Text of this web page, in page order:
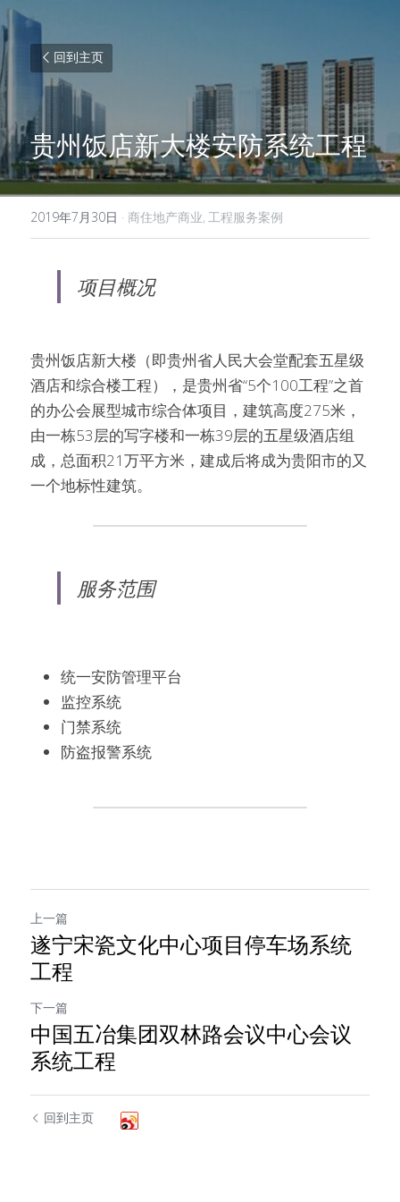
回到主页
贵州饭店新大楼安防系统工程
2019年7月30日 · 商住地产商业, 工程服务案例
项目概况
贵州饭店新大楼（即贵州省人民大会堂配套五星级
酒店和综合楼工程），是贵州省“5个100工程”之首
的办公会展型城市综合体项目，建筑高度275米，
由一栋53层的写字楼和一栋39层的五星级酒店组
成，总面积21万平方米，建成后将成为贵阳市的又
一个地标性建筑。
服务范围
统一安防管理平台
监控系统
门禁系统
防盗报警系统
上一篇
遂宁宋瓷文化中心项目停车场系统
工程
下一篇
中国五冶集团双林路会议中心会议
系统工程
回到主页